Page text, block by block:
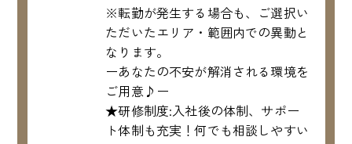
※転勤が発生する場合も、ご選択い
ただいたエリア・範囲内での異動と
なります。
ーあなたの不安が解消される環境を
ご用意♪ー
★研修制度:入社後の体制、サポー
ト体制も充実！何でも相談しやすい